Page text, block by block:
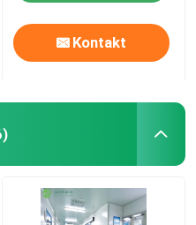
Kontakt